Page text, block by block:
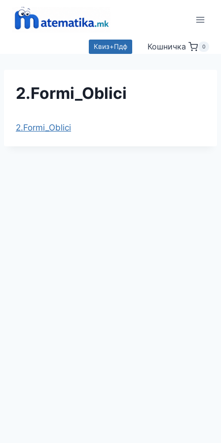
content
Квиз+Пдф Кошничка 0
2.Formi_Oblici
2.Formi_Oblici